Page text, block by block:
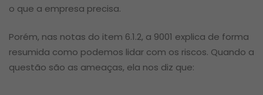
o que a empresa precisa.
Porém, nas notas do item 6.1.2, a 9001 explica de forma
resumida como podemos lidar com os riscos. Quando a
questão são as ameaças, ela nos diz que: